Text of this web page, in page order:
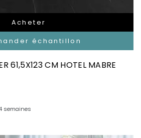
Acheter
échantillon
61,5X123 CM HOTEL MABRE
semaines